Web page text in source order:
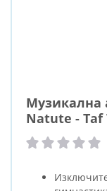
Музикална
Natute - Taf
рейтинг: